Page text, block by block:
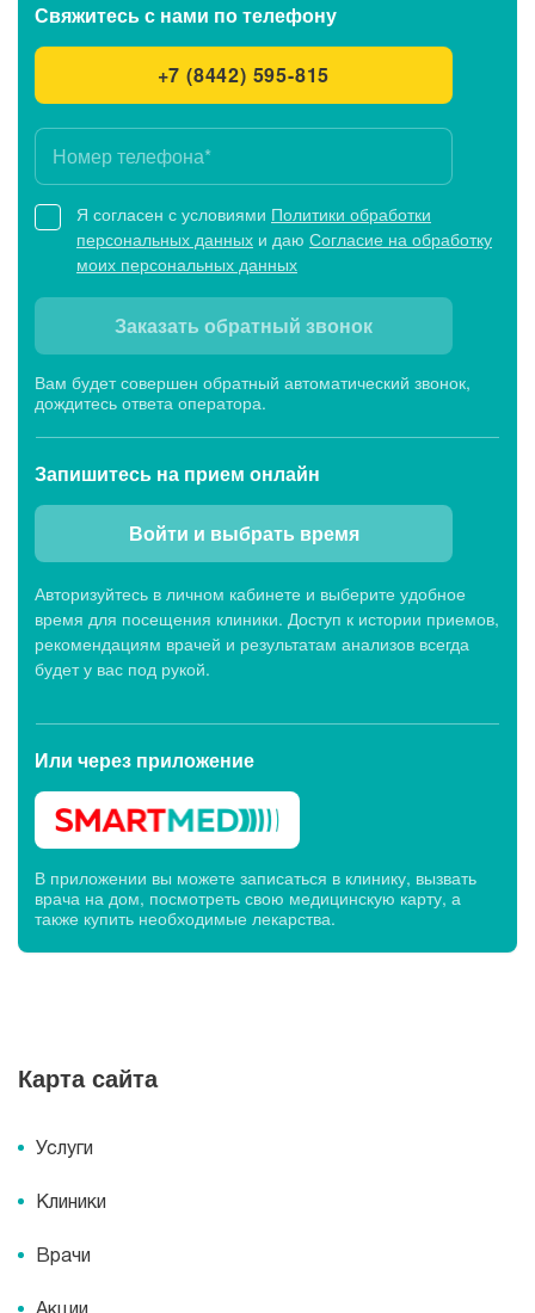
Свяжитесь с нами по телефону
+7 (8442) 595-815
Я согласен с условиями Политики обработки
персональных данных и даю Согласие на обработку
моих персональных данных
Заказать обратный звонок
Вам будет совершен обратный автоматический звонок,
дождитесь ответа оператора.
Запишитесь на прием онлайн
Войти и выбрать время
Авторизуйтесь в личном кабинете и выберите удобное
время для посещения клиники. Доступ к истории приемов,
рекомендациям врачей и результатам анализов всегда
будет у вас под рукой.
Или через приложение
В приложении вы можете записаться в клинику, вызвать
врача на дом, посмотреть свою медицинскую карту, а
также купить необходимые лекарства.
Карта сайта
Услуги
Клиники
Врачи